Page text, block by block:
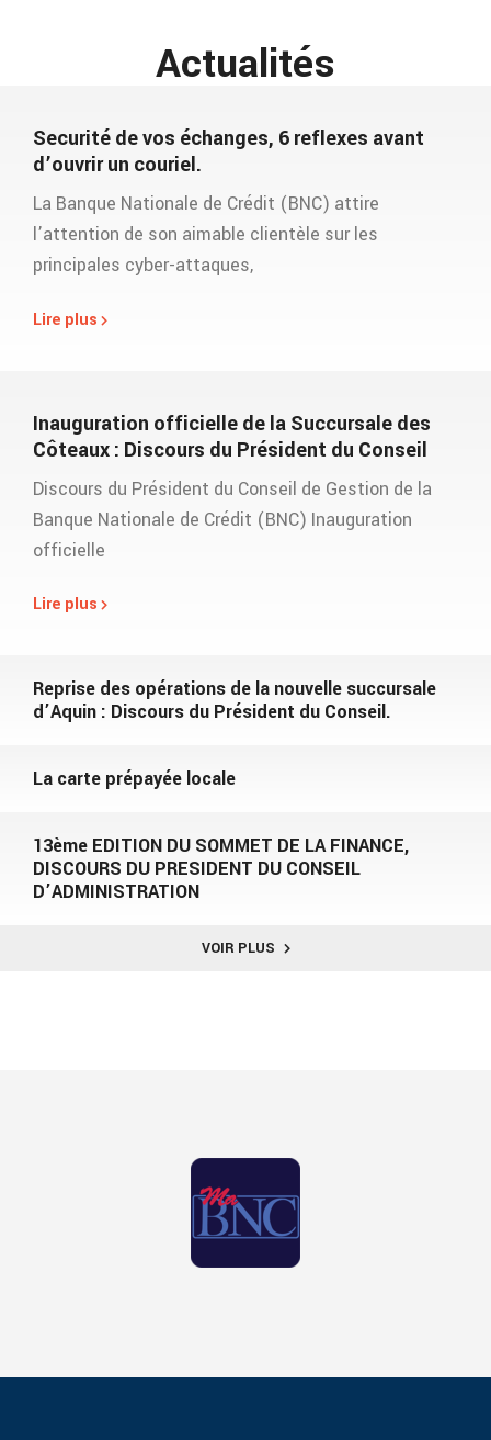
Actualités
Securité de vos échanges, 6 reflexes avant
d’ouvrir un couriel.
La Banque Nationale de Crédit (BNC) attire
l’attention de son aimable clientèle sur les
principales cyber-attaques,
Lire plus
Inauguration officielle de la Succursale des
Côteaux : Discours du Président du Conseil
Discours du Président du Conseil de Gestion de la
Banque Nationale de Crédit (BNC) Inauguration
officielle
Lire plus
Reprise des opérations de la nouvelle succursale
d’Aquin : Discours du Président du Conseil.
La carte prépayée locale
13ème EDITION DU SOMMET DE LA FINANCE,
DISCOURS DU PRESIDENT DU CONSEIL
D’ADMINISTRATION
VOIR PLUS